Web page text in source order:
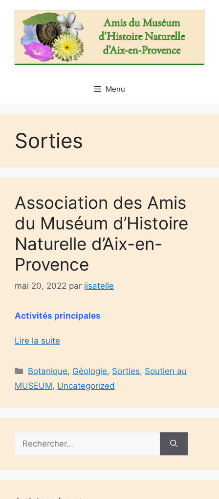
contenu
Menu
Sorties
Association des Amis
du Muséum d’Histoire
Naturelle d’Aix-en-
Provence
mai 20, 2022 par jisatelle
Activités principales
Lire la suite
Catégories
Botanique, Géologie, Sorties, Soutien au
MUSEUM, Uncategorized